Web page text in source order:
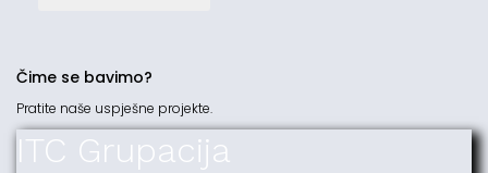
Čime se bavimo?
Pratite naše uspješne projekte.
ITC Grupacija